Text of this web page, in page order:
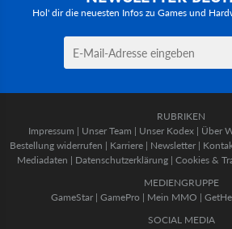
Hol' dir die neuesten Infos zu Games und
RUBRIKEN
Impressum | Unser Team | Unser Kodex | Über
Bestellung widerrufen | Karriere | Newsletter |
Mediadaten | Datenschutzerklärung | Cookies &
MEDIENGRUPPE
GameStar| GamePro | Mein MMO |
SOCIAL MEDIA